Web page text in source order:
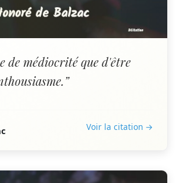
de médiocrité que d'être
Voir la citation →